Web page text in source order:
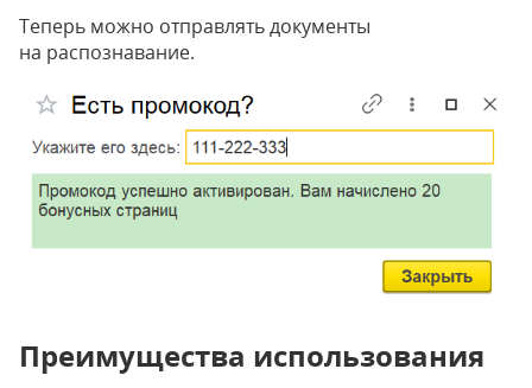
Теперь можно отправлять документы
на распознавание.
Преимущества использования